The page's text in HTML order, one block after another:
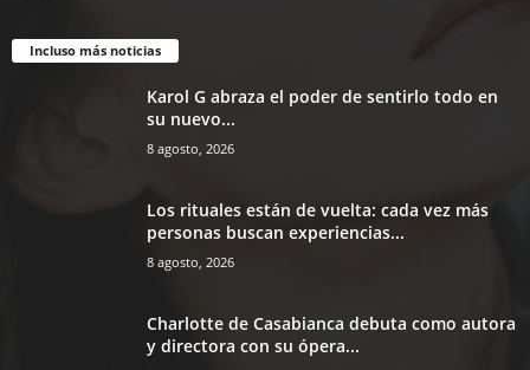
Incluso más noticias
Karol G abraza el poder de sentirlo todo en
su nuevo...
8 agosto, 2026
Los rituales están de vuelta: cada vez más
personas buscan experiencias...
8 agosto, 2026
Charlotte de Casabianca debuta como autora
y directora con su ópera...